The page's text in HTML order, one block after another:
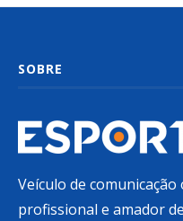
SOBRE
Veículo de
profissional e amador